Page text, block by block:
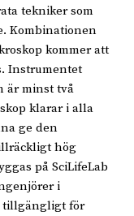
tekniker som
Kombinationen
kommer att
Instrumentet
är minst två
klarar i alla
ge den
hög
på SciLifeLab
i
tillgängligt för